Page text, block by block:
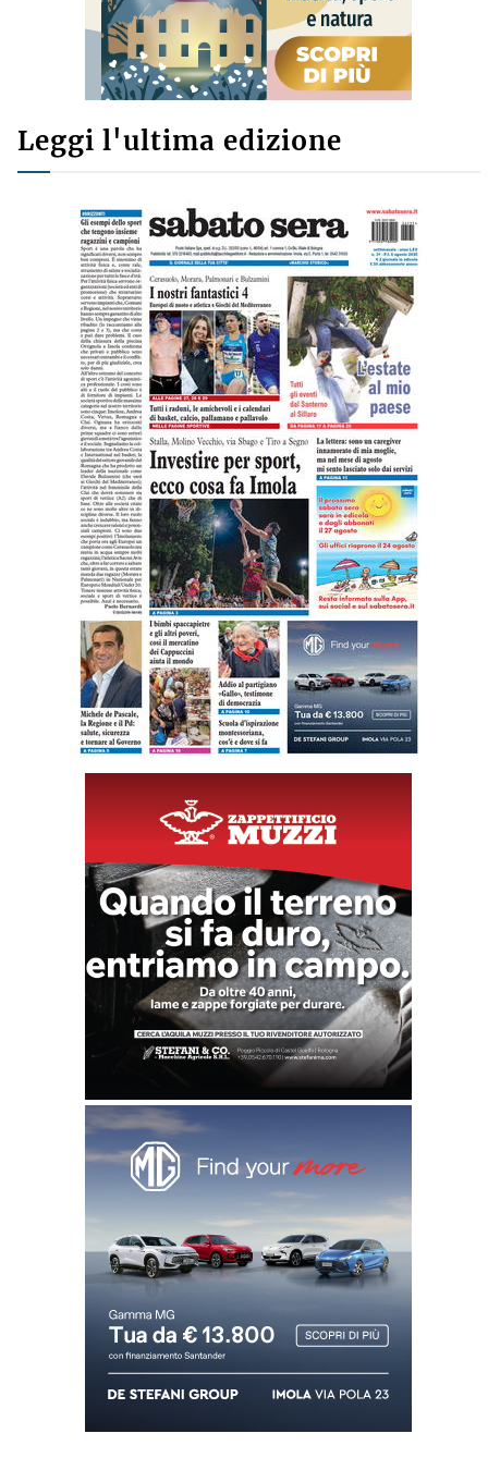
Leggi l'ultima edizione